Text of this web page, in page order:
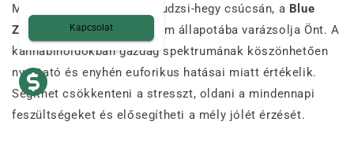
Mint egy teaszertartás a Fudzsi-hegy csúcsán, a Blue
Zushi
a kifinomult nyugalom állapotába varázsolja Önt. A
kannabinoidokban gazdag spektrumának köszönhetően
nyugtató és enyhén euforikus hatásai miatt értékelik.
Segíthet csökkenteni a stresszt, oldani a mindennapi
feszültségeket és elősegítheti a mély jólét érzését.
Kapcsolat